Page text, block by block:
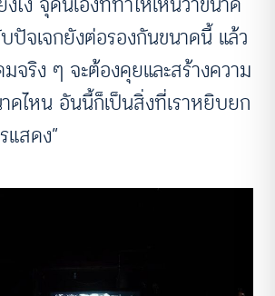
ปัจเจกยังต่อรองกันขนาดนี้ แล้ว
จริง ๆ จะต้องคุยและสร้างความ
าดไหน อันนี้ก็เป็นสิ่งที่เราหยิบยก
สดง”